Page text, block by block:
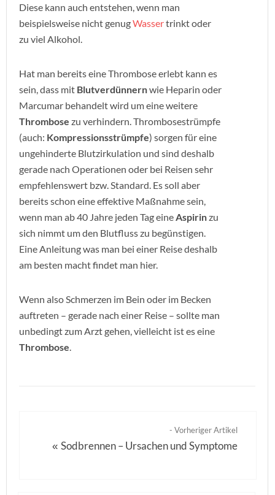
Diese kann auch entstehen, wenn man
beispielsweise nicht genugWassertrinkt oder
zu viel Alkohol.
Hat man bereits eine Thrombose erlebt kann es
sein, dass mit Blutverdünnernwie Heparin oder
Marcumar behandelt wird um eine weitere
Thrombose zu verhindern. Thrombosestrümpfe
(auch: Kompressionsstrümpfe) sorgen für eine
ungehinderte Blutzirkulation und sind deshalb
gerade nach Operationen oder bei Reisen sehr
empfehlenswert bzw. Standard. Es soll aber
bereits schon eine effektive Maßnahme sein,
wenn man ab 40 Jahre jeden Tag eine Aspirinzu
sich nimmt um den Blutfluss zu begünstigen.
Eine Anleitung was man bei einer Reise deshalb
am besten macht findet man hier.
Wenn also Schmerzen im Bein oder im Becken
auftreten – gerade nach einer Reise – sollte man
unbedingt zum Arzt gehen, vielleicht ist es eine
Thrombose
- Vorheriger Artikel
«Sodbrennen – Ursachen und Symptome